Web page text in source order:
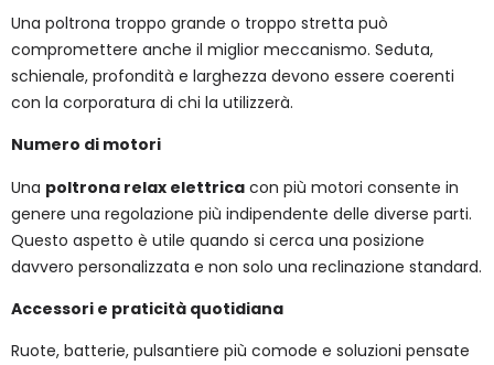
Una poltrona troppo grande o troppo stretta può
compromettere anche il miglior meccanismo. Seduta,
schienale, profondità e larghezza devono essere coerenti
con la corporatura di chi la utilizzerà.
Numero di motori
Una poltrona relax elettrica con più motori consente in
genere una regolazione più indipendente delle diverse parti.
Questo aspetto è utile quando si cerca una posizione
davvero personalizzata e non solo una reclinazione standard.
Accessori e praticità quotidiana
Ruote, batterie, pulsantiere più comode e soluzioni pensate